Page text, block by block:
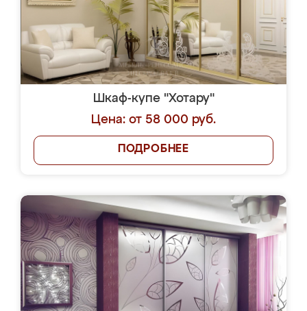
Шкаф-купе "Хотару"
Цена: от 58 000 руб.
ПОДРОБНЕЕ